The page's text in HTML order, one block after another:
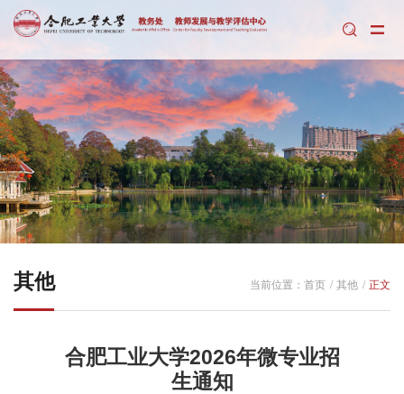
通知公告
教研项目类
创新创业类
教师发展类
课程教材类
其他 当前位置： 首页 其他 正文
合肥工业大学2026年微专业招
生通知